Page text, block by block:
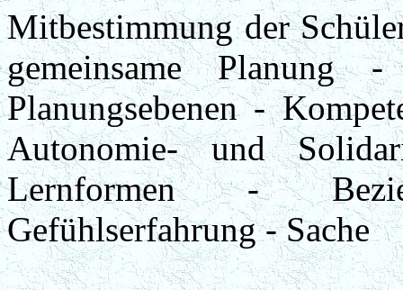
Mitbestimmung der
gemeinsame Planung -
Planungsebenen -
Autonomie- und
Lernformen -
Gefühlserfahrung - Sache